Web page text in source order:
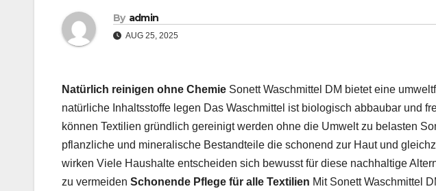
By admin
AUG 25, 2025
Natürlich reinigen ohne Chemie Sonett Waschmittel DM bietet eine
natürliche Inhaltsstoffe legen Das Waschmittel ist biologisch abbaubar und
können Textilien gründlich gereinigt werden ohne die Umwelt zu belasten
pflanzliche und mineralische Bestandteile die schonend zur Haut und
wirken Viele Haushalte entscheiden sich bewusst für diese nachhaltige
zu vermeiden Schonende Pflege für alle Textilien Mit Sonett Waschmittel